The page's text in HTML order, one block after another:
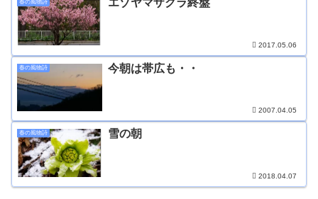
春の風物詩
2017.05.06
春の風物詩 今朝は帯広も・・
2007.04.05
春の風物詩 雪の朝
2018.04.07